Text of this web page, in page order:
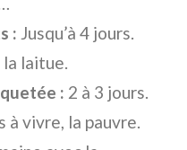
: Jusqu’à 4 jours.
laitue.
: 2 à 3 jours.
à vivre, la pauvre.